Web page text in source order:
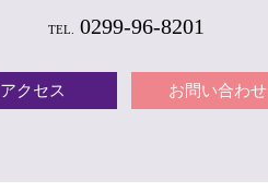
TEL. 0299-96-8201
アクセス お問い合わせ